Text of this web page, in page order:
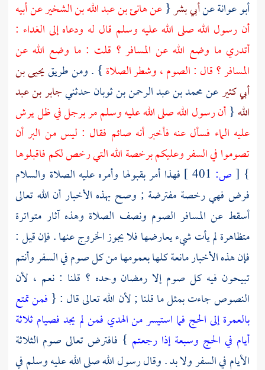
أبو عوانةعنأبي بشر{عنهانئ بن عبد الله بن الشخيرعن أبيه
أن رسول الله صلى الله عليه وسلم قال له ودعاه إلى الغداء :
أتدري ما وضع الله عن المسافر ؟ قلت : ما وضع الله عن
المسافر ؟ قال : الصوم ، وشطر الصلاة } . ومن طريقيحيى بن
أبي كثيرعنمحمد بن عبد الرحمن بن ثوبانحدثنيجابر بن عبد
الله{أن رسول الله صلى الله عليه وسلم مر برجل في ظل يرش
عليه الماء فسأل عنه فأخبر أنه صائم فقال : ليس من البر أن
تصوموا في السفر وعليكم برخصة الله التي رخص لكم فاقبلوها
}
[ص:
فهذا أمر بقبولها وأمره عليه الصلاة والسلام
فرض فهي رخصة مفترضة ; وصح بهذه الأخبار أن الله تعالى
أسقط عن المسافر الصوم ونصف الصلاة وهذه آثار متواترة
متظاهرة لم يأت شيء يعارضها فلا يجوز الخروج عنها . فإن قيل :
فإن هذه الأخبار مانعة كلها بعمومها من كل صوم في السفر وأنتم
تبيحون فيه كل صوم إلا رمضان وحده ؟ قلنا : نعم ، لأن
النصوص جاءت بمثل ما قلنا ; لأن الله تعالى قال : { فمن تمتع
بالعمرة إلى الحج فما استيسر من الهدي فمن لم يجد فصيام ثلاثة
أيام في الحج وسبعة إذا رجعتم } فافترض تعالى صوم الثلاثة
الأيام في السفر ولا بد . وقال رسول الله صلى الله عليه وسلم في